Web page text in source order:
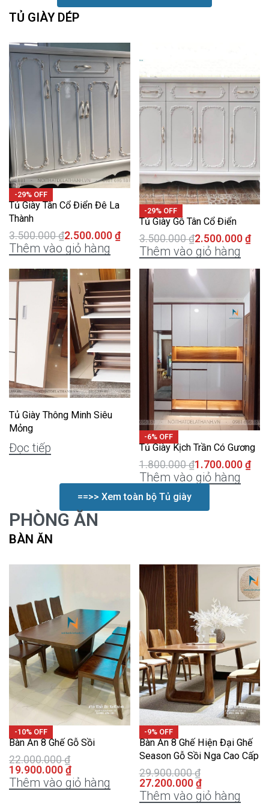
TỦ GIÀY DÉP
-29% OFF
Tủ Giày Tân Cổ Điển Đê La
Thành
3.500.000₫2.500.000 ₫
Thêm vào giỏ hàng
-29% OFF
Tủ Giày Gỗ Tân Cổ Điển
3.500.000₫2.500.000 ₫
Thêm vào giỏ hàng
Tủ Giày Thông Minh Siêu
Mỏng
Đọc tiếp
-6% OFF
Tủ Giày Kịch Trần Có Gương
1.800.000₫1.700.000 ₫
Thêm vào giỏ hàng
==>> Xem toàn bộ Tủ giày
PHÒNG ĂN
BÀN ĂN
-10% OFF
Bàn Ăn 8 Ghế Gỗ Sồi
22.000.000₫
19.900.000 ₫
Thêm vào giỏ hàng
-9% OFF
Bàn Ăn 8 Ghế Hiện Đại Ghế
Season Gỗ Sồi Nga Cao Cấp
29.900.000₫
27.200.000 ₫
Thêm vào giỏ hàng